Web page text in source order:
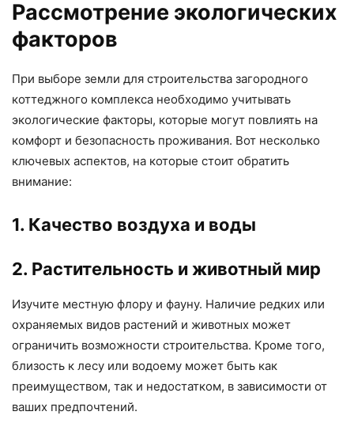
Рассмотрение экологических
факторов
При выборе земли для строительства загородного
коттеджного комплекса необходимо учитывать
экологические факторы, которые могут повлиять на
комфорт и безопасность проживания. Вот несколько
ключевых аспектов, на которые стоит обратить
внимание:
1. Качество воздуха и воды
2. Растительность и животный мир
Изучите местную флору и фауну. Наличие редких или
охраняемых видов растений и животных может
ограничить возможности строительства. Кроме того,
близость к лесу или водоему может быть как
преимуществом, так и недостатком, в зависимости от
ваших предпочтений.